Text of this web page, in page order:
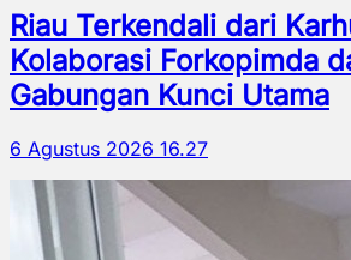
Riau Terkendali dari
Kolaborasi Forkopimda
Gabungan Kunci Utama
6 Agustus 2026 16.27